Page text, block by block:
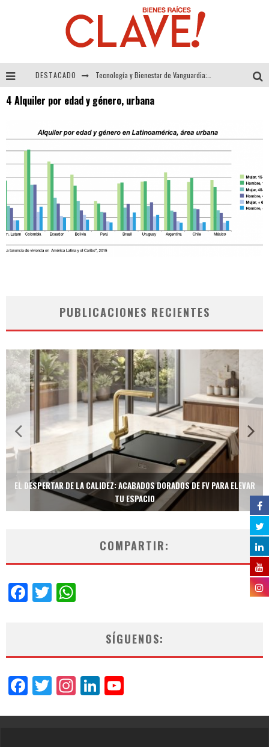
DESTACADO
4 Alquiler por edad y género, urbana
PUBLICACIONES RECIENTES
EL DESPERTAR DE LA CALIDEZ: ACABADOS DORADOS DE FV PARA ELEVAR
TU ESPACIO
COMPARTIR:
Facebook
Twitter
SÍGUENOS:
Facebook
Twitter
Instagram
LinkedIn